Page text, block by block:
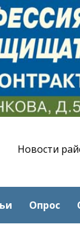
Новости
Опрос